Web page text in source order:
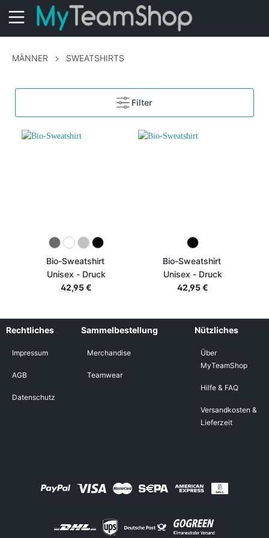
MÄNNER SWEATSHIRTS
Filter
Bio-Sweatshirt
Unisex - Druck
42,95 €
Bio-Sweatshirt
Unisex - Druck
42,95 €
Rechtliches
Impressum
AGB
Datenschutz
Sammelbestellung
Merchandise
Teamwear
Nützliches
Über
MyTeamShop
Hilfe & FAQ
Versandkosten &
Lieferzeit